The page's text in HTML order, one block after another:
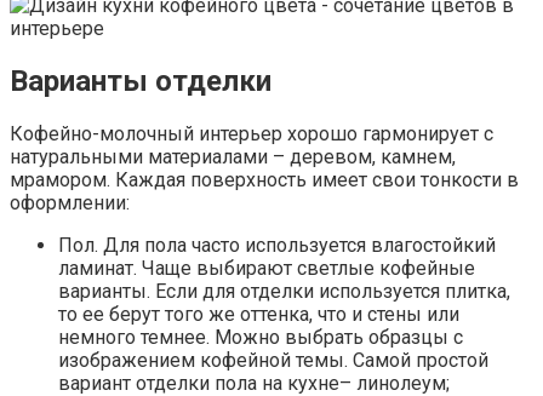
Варианты отделки
Кофейно-молочный интерьер хорошо гармонирует с
натуральными материалами – деревом, камнем,
мрамором. Каждая поверхность имеет свои тонкости в
оформлении:
Пол. Для пола часто используется влагостойкий
ламинат. Чаще выбирают светлые кофейные
варианты. Если для отделки используется плитка,
то ее берут того же оттенка, что и стены или
немного темнее. Можно выбрать образцы с
изображением кофейной темы. Самой простой
вариант отделки пола на кухне– линолеум;